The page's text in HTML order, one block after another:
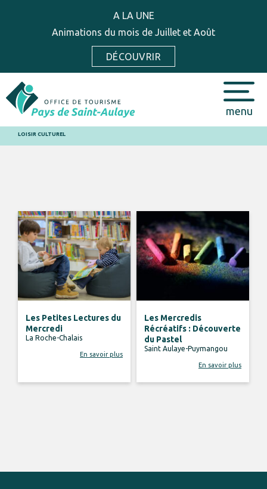
A LA UNE
Animations du mois de Juillet et Août
DÉCOUVRIR
menu
LOISIR CULTUREL
Les Petites Lectures du
Mercredi
La Roche-Chalais
En savoir plus
Les Mercredis
Récréatifs : Découverte
du Pastel
Saint Aulaye-Puymangou
En savoir plus